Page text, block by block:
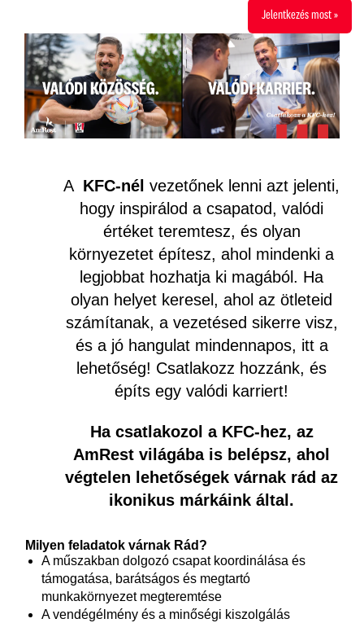
Jelentkezés most »
A KFC-nél vezetőnek lenni azt jelenti,
hogy inspirálod a csapatod, valódi
értéket teremtesz, és olyan
környezetet építesz, ahol mindenki a
legjobbat hozhatja ki magából. Ha
olyan helyet keresel, ahol az ötleteid
számítanak, a vezetésed sikerre visz,
és a jó hangulat mindennapos, itt a
lehetőség! Csatlakozz hozzánk, és
építs egy valódi karriert!
Ha csatlakozol a KFC-hez, az
AmRest világába is belépsz, ahol
végtelen lehetőségek várnak rád az
ikonikus márkáink által.
Milyen feladatok várnak Rád?
A műszakban dolgozó csapat koordinálása és
támogatása, barátságos és megtartó
munkakörnyezet megteremtése
A vendégélmény és a minőségi kiszolgálás